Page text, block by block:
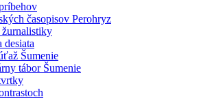
časopisov Perohryz
desiata
Šumenie
tábor Šumenie